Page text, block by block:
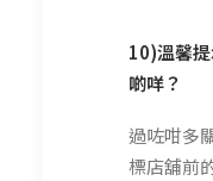
10)溫馨
啲咩？
過咗咁多
標店舖前